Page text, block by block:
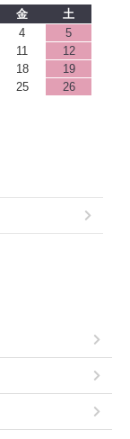
金
土
4
5
11
12
18
19
25
26